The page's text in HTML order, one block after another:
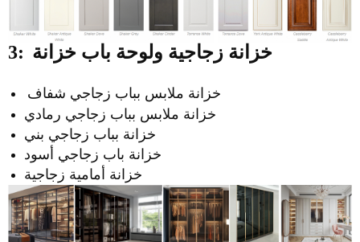
3: خزانة زجاجية ولوحة باب خزانة
خزانة ملابس بباب زجاجي شفاف
خزانة ملابس بباب زجاجي رمادي
خزانة بباب زجاجي بني
خزانة باب زجاجي أسود
خزانة أمامية زجاجية